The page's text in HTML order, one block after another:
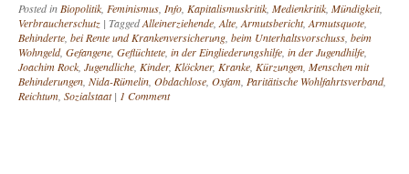
Posted inBiopolitik, Feminismus, Info, Kapitalismuskritik, Medienkritik, Mündigkeit,
Verbraucherschutz | TaggedAlleinerziehende,Alte,Armutsbericht,Armutsquote,
Behinderte, bei Rente und Krankenversicherung, beim Unterhaltsvorschuss, beim
Wohngeld, Gefangene, Geflüchtete, in der Eingliederungshilfe, in der Jugendhilfe,
Joachim Rock, Jugendliche, Kinder, Klöckner, Kranke, Kürzungen, Menschen mit
Behinderungen, Nida-Rümelin, Obdachlose, Oxfam, Paritätische Wohlfahrtsverband,
Reichtum, Sozialstaat | 1 Comment